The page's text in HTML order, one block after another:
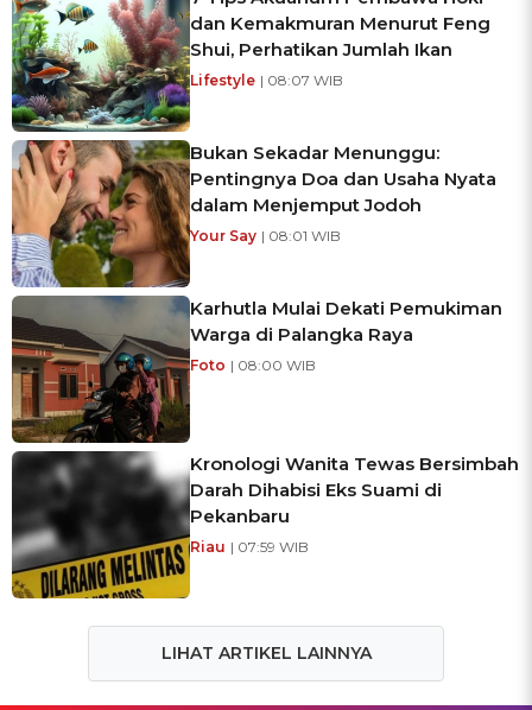
dan Kemakmuran Menurut Feng
Shui, Perhatikan Jumlah Ikan
Lifestyle | 08:07 WIB
Bukan Sekadar Menunggu:
Pentingnya Doa dan Usaha Nyata
dalam Menjemput Jodoh
Your Say | 08:01 WIB
Karhutla Mulai Dekati Pemukiman
Warga di Palangka Raya
Foto | 08:00 WIB
Kronologi Wanita Tewas Bersimbah
Darah Dihabisi Eks Suami di
Pekanbaru
Riau | 07:59 WIB
LIHAT ARTIKEL LAINNYA